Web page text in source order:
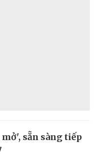
mở', sẵn sàng tiếp